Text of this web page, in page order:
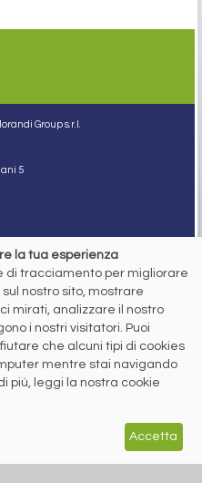
Group s.r.l.
5
SEGUICI SUI NOSTRI
SOCIAL NETWORK
la tua esperienza
di tracciamento per migliorare
nostro sito, mostrare
mirati, analizzare il nostro
i nostri visitatori. Puoi
che alcuni tipi di cookies
mentre stai navigando
più, leggi la nostra cookie
Accetta